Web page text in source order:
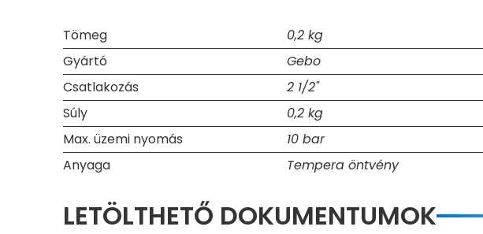
Tömeg
0,2 kg
Gyártó
Gebo
Csatlakozás
2 1/2"
Súly
0,2 kg
Max. üzemi nyomás
10 bar
Anyaga
Tempera öntvény
LETÖLTHETŐ DOKUMENTUMOK